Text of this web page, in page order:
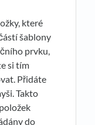
které
šablony
prvku,
si tím
Přidáte
Takto
do